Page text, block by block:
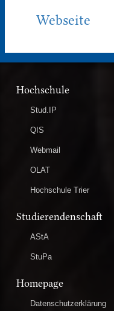
Webseite
Hochschule
Stud.IP
QIS
Webmail
OLAT
Hochschule Trier
Studierendenschaft
AStA
StuPa
Homepage
Datenschutzerklärung